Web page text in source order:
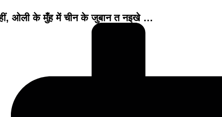
ओली के मुँह में चीन के जुबान त नइखे …